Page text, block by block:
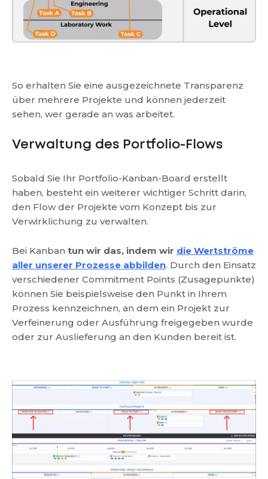
So erhalten Sie eine ausgezeichnete Transparenz
über mehrere Projekte und können jederzeit
sehen, wer gerade an was arbeitet.
Verwaltung des Portfolio-Flows
Sobald Sie Ihr Portfolio-Kanban-Board erstellt
haben, besteht ein weiterer wichtiger Schritt darin,
den Flow der Projekte vom Konzept bis zur
Verwirklichung zu verwalten.
Bei Kanban tun wir das, indem wir die Wertströme
aller unserer Prozesse abbilden. Durch den Einsatz
verschiedener Commitment Points (Zusagepunkte)
können Sie beispielsweise den Punkt in Ihrem
Prozess kennzeichnen, an dem ein Projekt zur
Verfeinerung oder Ausführung freigegeben wurde
oder zur Auslieferung an den Kunden bereit ist.